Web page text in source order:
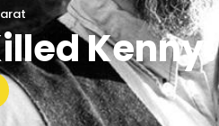
Kenny!